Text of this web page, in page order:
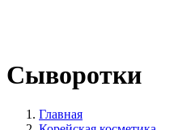
Сыворотки
Главная